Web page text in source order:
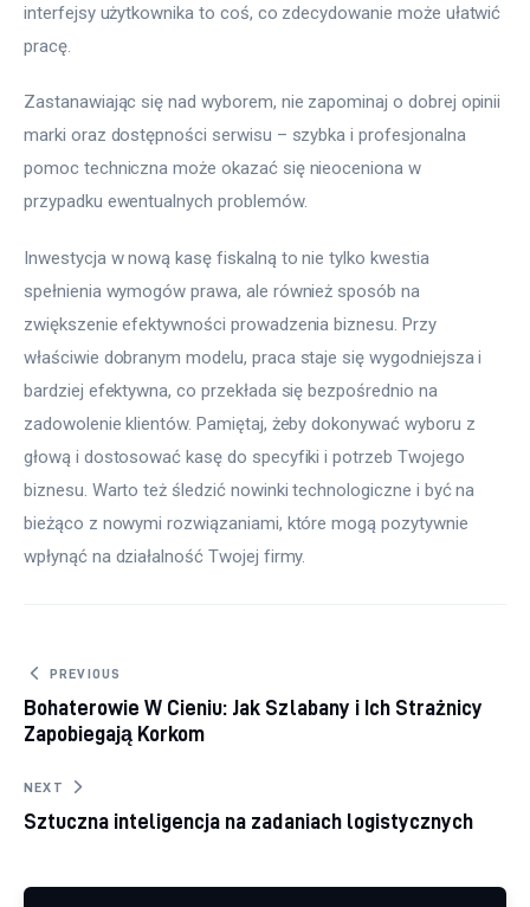
interfejsy użytkownika to coś, co zdecydowanie może ułatwić
pracę.
Zastanawiając się nad wyborem, nie zapominaj o dobrej opinii
marki oraz dostępności serwisu – szybka i profesjonalna
pomoc techniczna może okazać się nieoceniona w
przypadku ewentualnych problemów.
Inwestycja w nową kasę fiskalną to nie tylko kwestia
spełnienia wymogów prawa, ale również sposób na
zwiększenie efektywności prowadzenia biznesu. Przy
właściwie dobranym modelu, praca staje się wygodniejsza i
bardziej efektywna, co przekłada się bezpośrednio na
zadowolenie klientów. Pamiętaj, żeby dokonywać wyboru z
głową i dostosować kasę do specyfiki i potrzeb Twojego
biznesu. Warto też śledzić nowinki technologiczne i być na
bieżąco z nowymi rozwiązaniami, które mogą pozytywnie
wpłynąć na działalność Twojej firmy.
Nawigacja wpisu
PREVIOUS
Bohaterowie W Cieniu: Jak Szlabany i Ich Strażnicy
Zapobiegają Korkom
NEXT
Sztuczna inteligencja na zadaniach logistycznych